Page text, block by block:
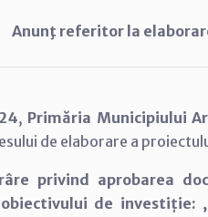
Anunţ referitor la
, Primăria Municipiului
de elaborare a
privind aprobarea
de investiție: